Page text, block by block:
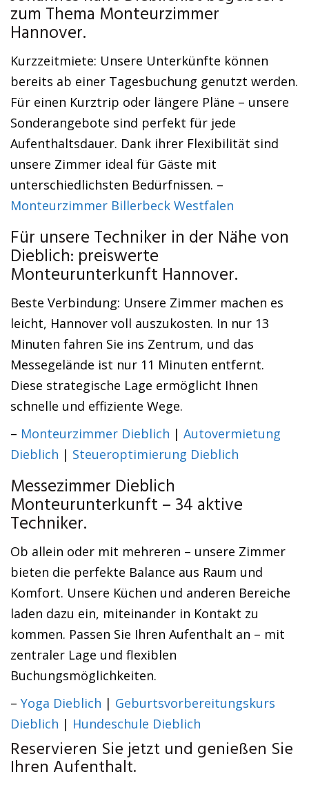
zum Thema Monteurzimmer
Hannover.
Kurzzeitmiete: Unsere Unterkünfte können
bereits ab einer Tagesbuchung genutzt werden.
Für einen Kurztrip oder längere Pläne – unsere
Sonderangebote sind perfekt für jede
Aufenthaltsdauer. Dank ihrer Flexibilität sind
unsere Zimmer ideal für Gäste mit
unterschiedlichsten Bedürfnissen. –
Monteurzimmer Billerbeck Westfalen
Für unsere Techniker in der Nähe von
Dieblich: preiswerte
Monteurunterkunft Hannover.
Beste Verbindung: Unsere Zimmer machen es
leicht, Hannover voll auszukosten. In nur 13
Minuten fahren Sie ins Zentrum, und das
Messegelände ist nur 11 Minuten entfernt.
Diese strategische Lage ermöglicht Ihnen
schnelle und effiziente Wege.
– Monteurzimmer Dieblich | Autovermietung
Dieblich | Steueroptimierung Dieblich
Messezimmer Dieblich
Monteurunterkunft – 34 aktive
Techniker.
Ob allein oder mit mehreren – unsere Zimmer
bieten die perfekte Balance aus Raum und
Komfort. Unsere Küchen und anderen Bereiche
laden dazu ein, miteinander in Kontakt zu
kommen. Passen Sie Ihren Aufenthalt an – mit
zentraler Lage und flexiblen
Buchungsmöglichkeiten.
– Yoga Dieblich | Geburtsvorbereitungskurs
Dieblich | Hundeschule Dieblich
Reservieren Sie jetzt und genießen Sie
Ihren Aufenthalt.